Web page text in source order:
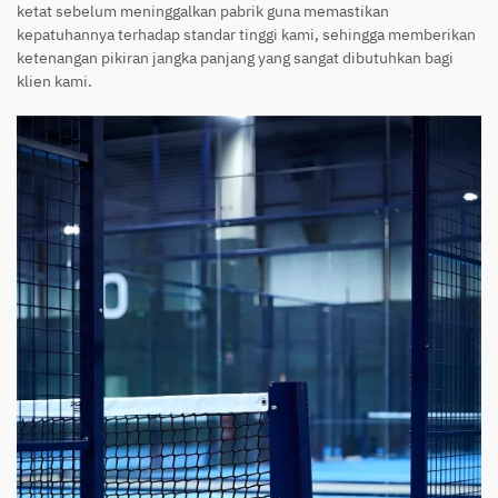
ketat sebelum meninggalkan pabrik guna memastikan
kepatuhannya terhadap standar tinggi kami, sehingga memberikan
ketenangan pikiran jangka panjang yang sangat dibutuhkan bagi
klien kami.